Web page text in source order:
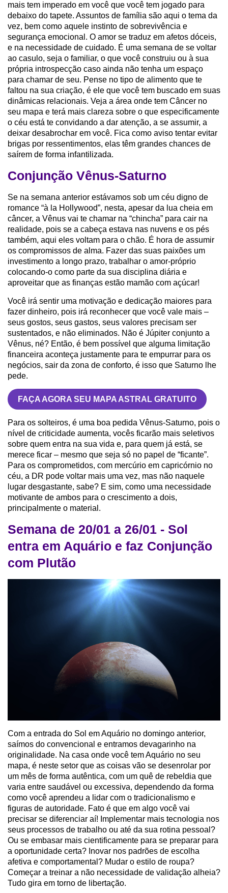
mais tem imperado em você que você tem jogado para
debaixo do tapete. Assuntos de família são aqui o tema da
vez, bem como aquele instinto de sobrevivência e
segurança emocional. O amor se traduz em afetos dóceis,
e na necessidade de cuidado. É uma semana de se voltar
ao casulo, seja o familiar, o que você construiu ou à sua
própria introspecção caso ainda não tenha um espaço
para chamar de seu. Pense no tipo de alimento que te
faltou na sua criação, é ele que você tem buscado em suas
dinâmicas relacionais. Veja a área onde tem Câncer no
seu mapa e terá mais clareza sobre o que especificamente
o céu está te convidando a dar atenção, a se assumir, a
deixar desabrochar em você. Fica como aviso tentar evitar
brigas por ressentimentos, elas têm grandes chances de
saírem de forma infantilizada.
Conjunção Vênus-Saturno
Se na semana anterior estávamos sob um céu digno de
romance “à la Hollywood”, nesta, apesar da lua cheia em
câncer, a Vênus vai te chamar na “chincha” para cair na
realidade, pois se a cabeça estava nas nuvens e os pés
também, aqui eles voltam para o chão. É hora de assumir
os compromissos de alma. Fazer das suas paixões um
investimento a longo prazo, trabalhar o amor-próprio
colocando-o como parte da sua disciplina diária e
aproveitar que as finanças estão mamão com açúcar!
Você irá sentir uma motivação e dedicação maiores para
fazer dinheiro, pois irá reconhecer que você vale mais –
seus gostos, seus gastos, seus valores precisam ser
sustentados, e não eliminados. Não é Júpiter conjunto a
Vênus, né? Então, é bem possível que alguma limitação
financeira aconteça justamente para te empurrar para os
negócios, sair da zona de conforto, é isso que Saturno lhe
pede.
FAÇA AGORA SEU MAPA ASTRAL GRATUITO
Para os solteiros, é uma boa pedida Vênus-Saturno, pois o
nível de criticidade aumenta, vocês ficarão mais seletivos
sobre quem entra na sua vida e, para quem já está, se
merece ficar – mesmo que seja só no papel de “ficante”.
Para os comprometidos, com mercúrio em capricórnio no
céu, a DR pode voltar mais uma vez, mas não naquele
lugar desgastante, sabe? E sim, como uma necessidade
motivante de ambos para o crescimento a dois,
principalmente o material.
Semana de 20/01 a 26/01 - Sol
entra em Aquário e faz Conjunção
com Plutão
Com a entrada do Sol em Aquário no domingo anterior,
saímos do convencional e entramos devagarinho na
originalidade. Na casa onde você tem Aquário no seu
mapa, é neste setor que as coisas vão se desenrolar por
um mês de forma autêntica, com um quê de rebeldia que
varia entre saudável ou excessiva, dependendo da forma
como você aprendeu a lidar com o tradicionalismo e
figuras de autoridade. Fato é que em algo você vai
precisar se diferenciar aí! Implementar mais tecnologia nos
seus processos de trabalho ou até da sua rotina pessoal?
Ou se embasar mais cientificamente para se preparar para
a oportunidade certa? Inovar nos padrões de escolha
afetiva e comportamental? Mudar o estilo de roupa?
Começar a treinar a não necessidade de validação alheia?
Tudo gira em torno de libertação.